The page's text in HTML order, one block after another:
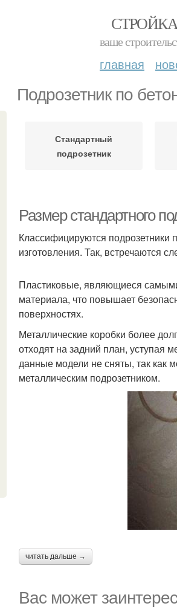
ваше
главная
Подрозетник по
Стандартный
подрозетник
Размер стандартного
Классифицируются подрозетники
изготовления. Так, встречаются
Пластиковые, являющиеся
материала, что повышает
поверхностях.
Металлические коробки более
отходят на задний план, уступая
данные модели не сняты, так как
металлическим подрозетником.
читать дальше →
Вас может